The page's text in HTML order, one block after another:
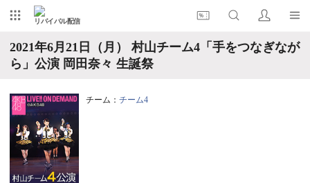
リバイバル配信
2021年6月21日（月） 村山チーム4「手をつなぎなが
ら」公演 岡田奈々 生誕祭
チーム： チーム4